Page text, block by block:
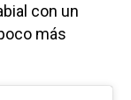
con un
más